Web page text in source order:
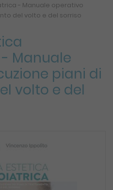
- Manuale operativo
del volto e del sorriso
Manuale
piani di
volto e del